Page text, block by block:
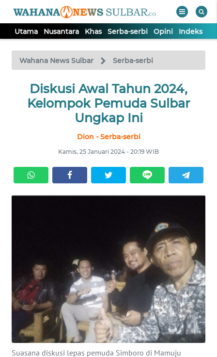
Utama Nusantara Khas Serba-serbi Opini Indeks
Wahana News Sulbar Serba-serbi
Diskusi Awal Tahun 2024,
Kelompok Pemuda Sulbar
Ungkap Ini
Dion - Serba-serbi
Kamis, 25 Januari 2024 - 20:19 WIB
Suasana diskusi lepas pemuda Simboro di Mamuju
TV
Tutup
UTAMA
SERBA-
SERBI
BERITA
KONTAK
KAMI
INFO
IKLAN